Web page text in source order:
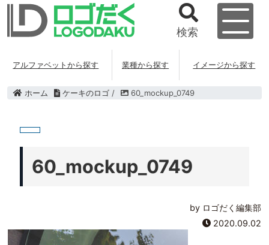
検索
アルファベットから探す 業種から探す イメージから探す
ホーム ケーキのロゴ / 60_mockup_0749
60_mockup_0749
by ロゴだく編集部
2020.09.02